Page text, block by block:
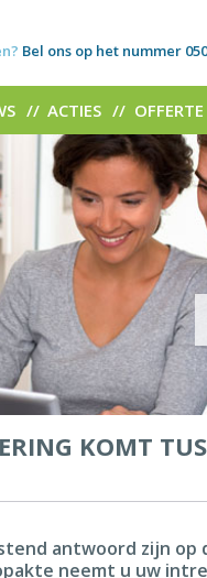
Bel ons op het nummer
ACTIES OFFERTE
KOMT
antwoord zijn op
neemt u uw